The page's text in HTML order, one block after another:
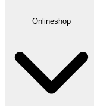
Onlineshop